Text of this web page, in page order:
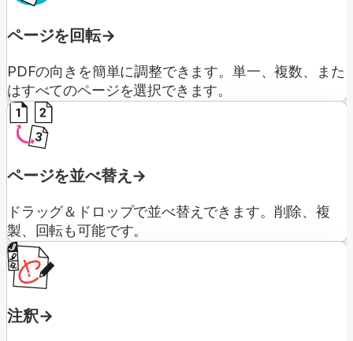
ページを回転
PDFの向きを簡単に調整できます。単一、複数、また
はすべてのページを選択できます。
ページを並べ替え
ドラッグ＆ドロップで並べ替えできます。削除、複
製、回転も可能です。
注釈